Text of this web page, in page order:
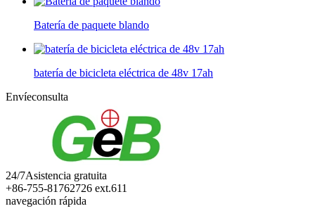
Batería de paquete blando
batería de bicicleta eléctrica de 48v 17ah
Envíeconsulta
24/7Asistencia gratuita
+86-755-81762726 ext.611
navegación rápida